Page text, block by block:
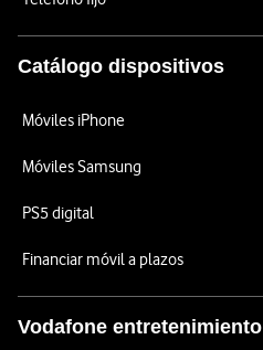
Catálogo dispositivos
Móviles iPhone
Móviles Samsung
PS5 digital
Financiar móvil a plazos
Vodafone entretenimiento